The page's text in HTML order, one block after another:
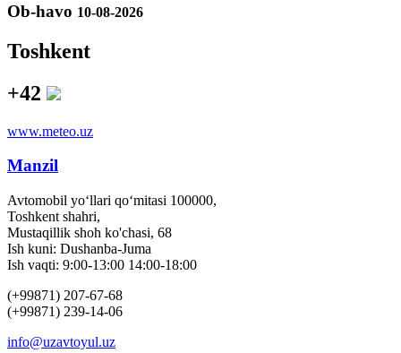
Ob-havo 10-08-2026
Toshkent
+42
www.meteo.uz
Manzil
Avtomobil yo‘llari qo‘mitasi 100000,
Toshkent shahri,
Mustaqillik shoh ko'chasi, 68
Ish kuni: Dushanba-Juma
Ish vaqti: 9:00-13:00 14:00-18:00
(+99871) 207-67-68
(+99871) 239-14-06
info@uzavtoyul.uz